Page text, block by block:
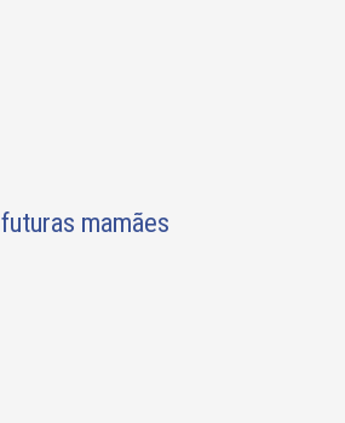
mamães